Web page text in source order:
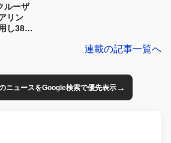
ルーザ
リン
し380
連載の記事一覧へ
ニュースをGoogle検索で優先表示→